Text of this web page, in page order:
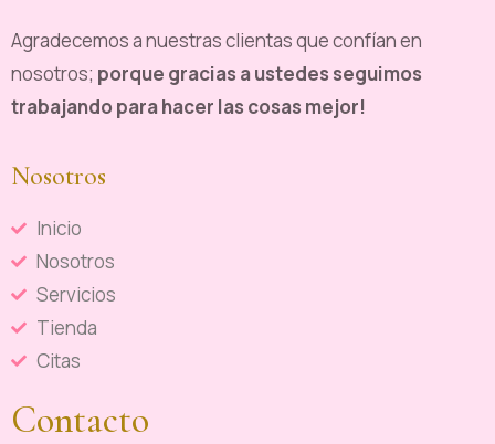
Agradecemos a nuestras clientas que confían en
nosotros; porque gracias a ustedes seguimos
trabajando para hacer las cosas mejor!
Nosotros
Inicio
Nosotros
Servicios
Tienda
Citas
Contacto